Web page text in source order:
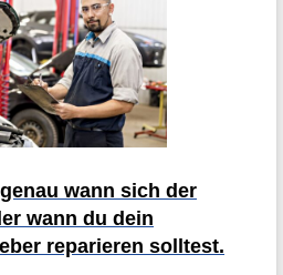
wann sich der
wann du dein
reparieren solltest.